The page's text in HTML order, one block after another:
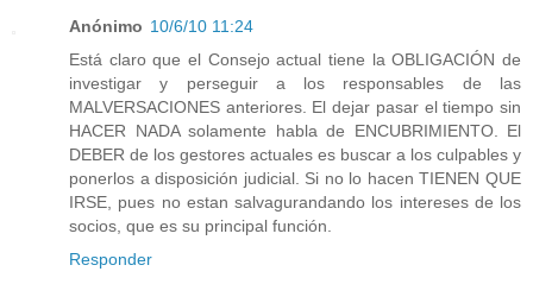
Anónimo 10/6/10 11:24
Está claro que el Consejo actual tiene la OBLIGACIÓN de
investigar y perseguir a los responsables de las
MALVERSACIONES anteriores. El dejar pasar el tiempo sin
HACER NADA solamente habla de ENCUBRIMIENTO. El
DEBER de los gestores actuales es buscar a los culpables y
ponerlos a disposición judicial. Si no lo hacen TIENEN QUE
IRSE, pues no estan salvagurandando los intereses de los
socios, que es su principal función.
Responder